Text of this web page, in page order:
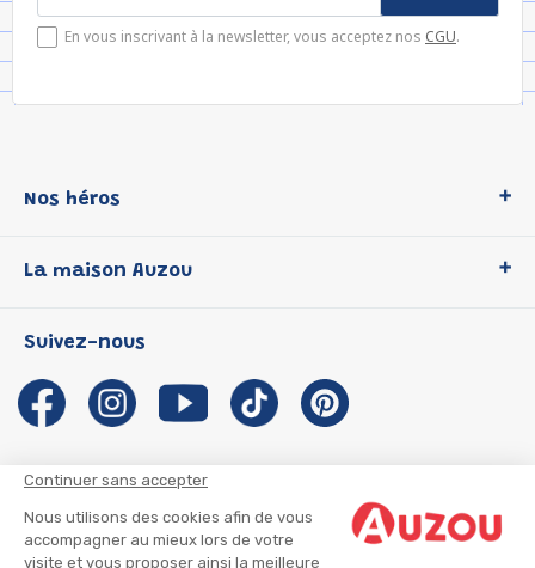
Continuer sans accepter
Nous utilisons des cookies afin de vous
accompagner au mieux lors de votre
visite et vous proposer ainsi la meilleure
En vous inscrivant à la newsletter, vous acceptez nos CGU.
Nos héros
P'tit Loup
Les Influenceuses
Migali
Petite Taupe
La maison Auzou
Notre histoire
Auzou s'engage
Auteurs et illustrateurs Auzou
Suivre mon colis
Suivez-nous
CGU